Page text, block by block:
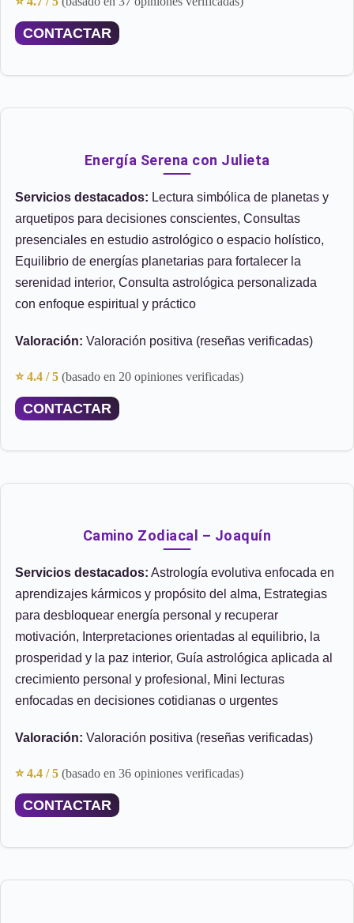
CONTACTAR
Energía Serena con Julieta
Servicios destacados: Lectura simbólica de planetas y
arquetipos para decisiones conscientes, Consultas
presenciales en estudio astrológico o espacio holístico,
Equilibrio de energías planetarias para fortalecer la
serenidad interior, Consulta astrológica personalizada
con enfoque espiritual y práctico
Valoración: Valoración positiva (reseñas verificadas)
⭐ 4.4 / 5 (basado en 20 opiniones verificadas)
CONTACTAR
Camino Zodiacal – Joaquín
Servicios destacados: Astrología evolutiva enfocada en
aprendizajes kármicos y propósito del alma, Estrategias
para desbloquear energía personal y recuperar
motivación, Interpretaciones orientadas al equilibrio, la
prosperidad y la paz interior, Guía astrológica aplicada al
crecimiento personal y profesional, Mini lecturas
enfocadas en decisiones cotidianas o urgentes
Valoración: Valoración positiva (reseñas verificadas)
⭐ 4.4 / 5 (basado en 36 opiniones verificadas)
CONTACTAR